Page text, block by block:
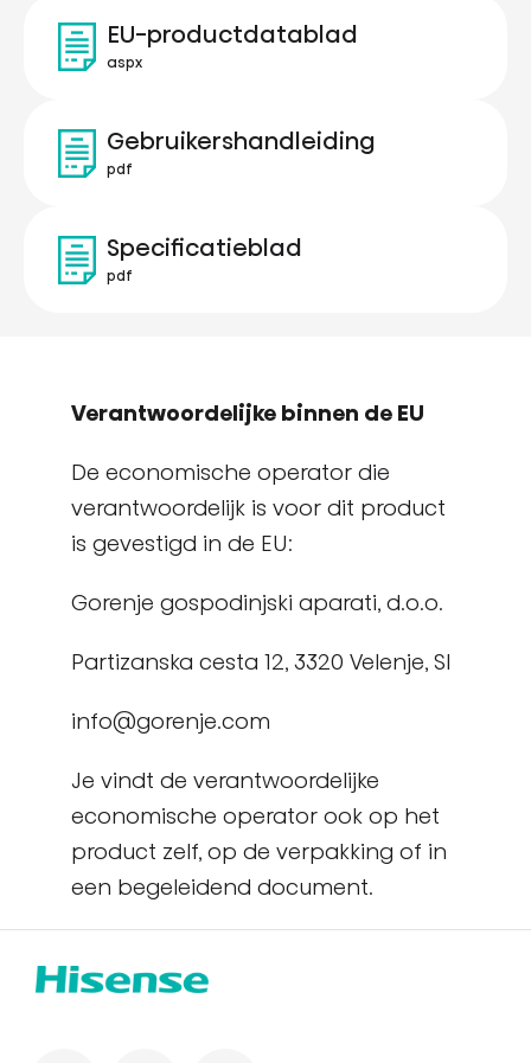
EU-productdatablad
aspx
Gebruikershandleiding
pdf
Specificatieblad
pdf
Verantwoordelijke binnen de EU
De economische operator die
verantwoordelijk is voor dit product
is gevestigd in de EU:
Gorenje gospodinjski aparati, d.o.o.
Partizanska cesta 12, 3320 Velenje, SI
info@gorenje.com
Je vindt de verantwoordelijke
economische operator ook op het
product zelf, op de verpakking of in
een begeleidend document.